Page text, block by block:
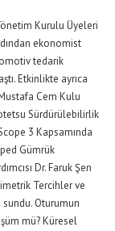
Kurulu Üyeleri
ekonomist
tedarik
Etkinlikte ayrıca
Cem Kulu
Sürdürülebilirlik
3 Kapsamında
Gümrük
Dr. Faruk Şen
Tercihler ve
sundu. Oturumun
mü? Küresel